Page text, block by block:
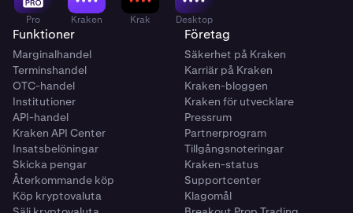
Pro Kraken Krak Desktop
Funktioner
Marginalhandel
Terminshandel
OTC-handel
Institutioner
API-handel
Kraken API Center
Insatsbelöningar
Skicka pengar
Återkommande köp
Köp kryptovaluta
Företag
Säkerhet på Kraken
Karriär på Kraken
Kraken-bloggen
Kraken för utvecklare
Pressrum
Partnerprogram
Tillgångsnoteringar
Kraken-status
Supportcenter
Klagomål